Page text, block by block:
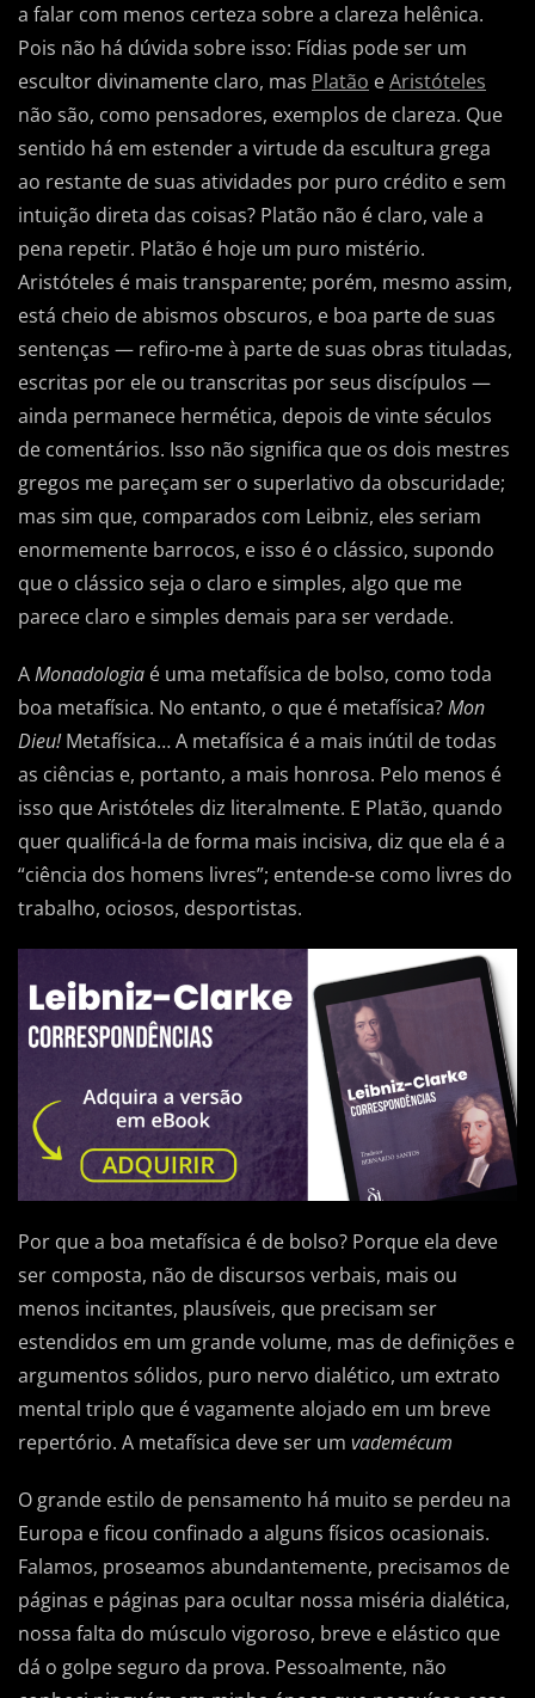
a falar com menos certeza sobre a clareza helênica.
Pois não há dúvida sobre isso: Fídias pode ser um
escultor divinamente claro, mas Platão eAristóteles
não são, como pensadores, exemplos de clareza. Que
sentido há em estender a virtude da escultura grega
ao restante de suas atividades por puro crédito e sem
intuição direta das coisas? Platão não é claro, vale a
pena repetir. Platão é hoje um puro mistério.
Aristóteles é mais transparente; porém, mesmo assim,
está cheio de abismos obscuros, e boa parte de suas
sentenças — refiro-me à parte de suas obras tituladas,
escritas por ele ou transcritas por seus discípulos —
ainda permanece hermética, depois de vinte séculos
de comentários. Isso não significa que os dois mestres
gregos me pareçam ser o superlativo da obscuridade;
mas sim que, comparados com Leibniz, eles seriam
enormemente barrocos, e isso é o clássico, supondo
que o clássico seja o claro e simples, algo que me
parece claro e simples demais para ser verdade.
AMonadologia é uma metafísica de bolso, como toda
boa metafísica. No entanto, o que é metafísica?Mon
Dieu!Metafísica… A metafísica é a mais inútil de todas
as ciências e, portanto, a mais honrosa. Pelo menos é
isso que Aristóteles diz literalmente. E Platão, quando
quer qualificá-la de forma mais incisiva, diz que ela é a
“ciência dos homens livres”; entende-se como livres do
trabalho, ociosos, desportistas.
Por que a boa metafísica é de bolso? Porque ela deve
ser composta, não de discursos verbais, mais ou
menos incitantes, plausíveis, que precisam ser
estendidos em um grande volume, mas de definições e
argumentos sólidos, puro nervo dialético, um extrato
mental triplo que é vagamente alojado em um breve
repertório. A metafísica deve ser um vademécum
O grande estilo de pensamento há muito se perdeu na
Europa e ficou confinado a alguns físicos ocasionais.
Falamos, proseamos abundantemente, precisamos de
páginas e páginas para ocultar nossa miséria dialética,
nossa falta do músculo vigoroso, breve e elástico que
dá o golpe seguro da prova. Pessoalmente, não